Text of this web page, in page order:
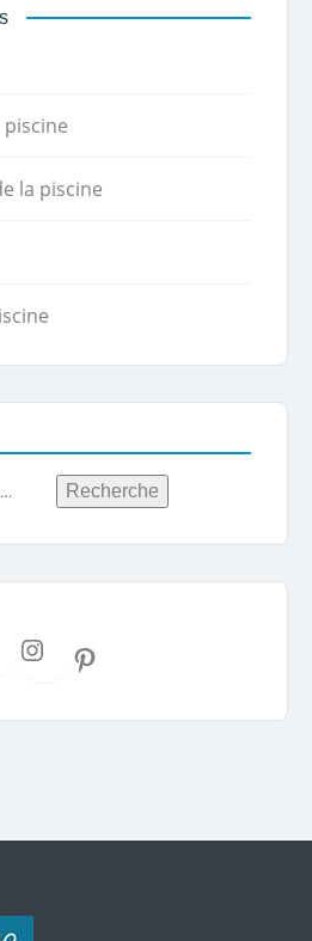
piscine
la piscine
Recherche